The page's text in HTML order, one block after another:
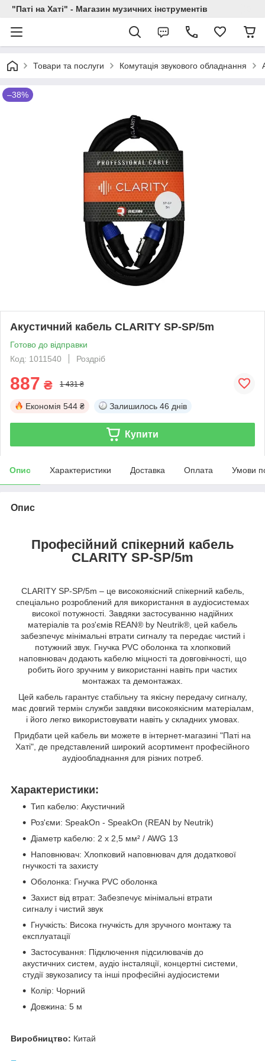
"Паті на Хаті" - Магазин музичних інструментів
Товари та послуги Комутація звукового обладнання
–38%
Акустичний кабель CLARITY SP-SP/5m
Готово до відправки
Код: 1011540
Роздріб
887 ₴ 1 431 ₴
Економія 544 ₴ Залишилось 46 днів
Купити
Опис Характеристики Доставка Оплата Умови
Опис
Професійний спікерний кабель
CLARITY SP-SP/5m
CLARITY SP-SP/5m – це високоякісний спікерний кабель,
спеціально розроблений для використання в аудіосистемах
високої потужності. Завдяки застосуванню надійних
матеріалів та роз'ємів REAN® by Neutrik®, цей кабель
забезпечує мінімальні втрати сигналу та передає чистий і
потужний звук. Гнучка PVC оболонка та хлопковий
наповнювач додають кабелю міцності та довговічності, що
робить його зручним у використанні навіть при частих
монтажах та демонтажах.
Цей кабель гарантує стабільну та якісну передачу сигналу,
має довгий термін служби завдяки високоякісним матеріалам,
і його легко використовувати навіть у складних умовах.
Придбати цей кабель ви можете в інтернет-магазині "Паті на
Хаті", де представлений широкий асортимент професійного
аудіообладнання для різних потреб.
Характеристики:
Тип кабелю: Акустичний
Роз'єми: SpeakOn - SpeakOn (REAN by Neutrik)
Діаметр кабелю: 2 х 2,5 мм² / AWG 13
Наповнювач: Хлопковий наповнювач для додаткової
гнучкості та захисту
Оболонка: Гнучка PVC оболонка
Захист від втрат: Забезпечує мінімальні втрати
сигналу і чистий звук
Гнучкість: Висока гнучкість для зручного монтажу та
експлуатації
Застосування: Підключення підсилювачів до
акустичних систем, аудіо інсталяції, концертні системи,
студії звукозапису та інші професійні аудіосистеми
Колір: Чорний
Довжина: 5 м
Виробництво: Китай